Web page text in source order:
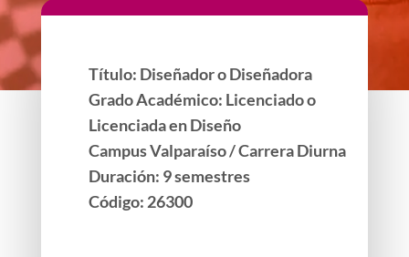
Título: Diseñador o Diseñadora
Grado Académico: Licenciado o
Licenciada en Diseño
CampusValparaíso/ Carrera Diurna
Duración: 9 semestres
Código: 26300